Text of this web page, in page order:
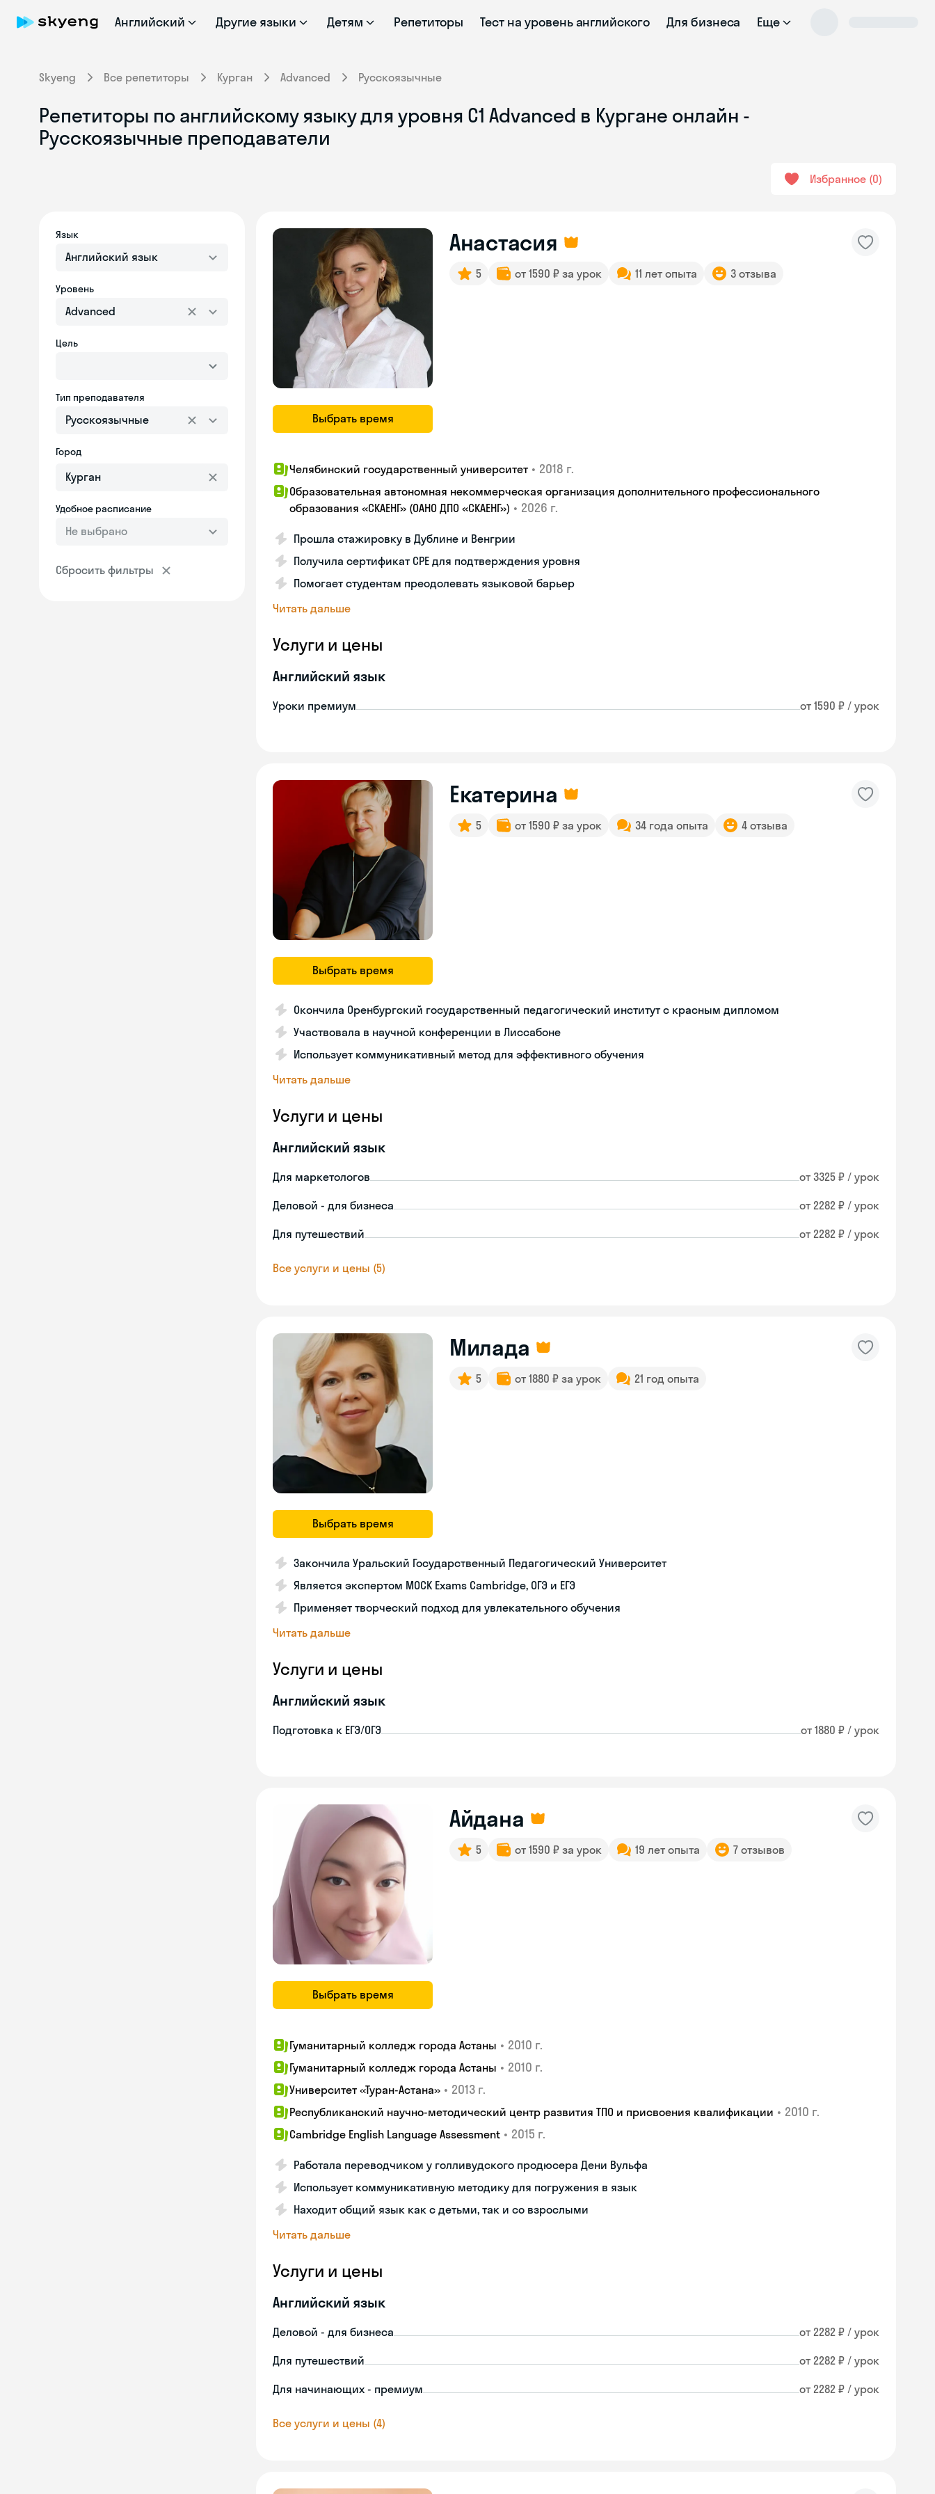
Английский Другие языки Детям Репетиторы Тест на уровень английского Для бизнеса Еще
Skyeng Все репетиторы Курган Advanced Русскоязычные
Репетиторы по английскому языку для уровня C1 Advanced в Кургане онлайн -
Русскоязычные преподаватели
Избранное 0
Язык
Английский язык
Уровень
Advanced
Цель
Тип преподавателя
Русскоязычные
Город
Удобное расписание
Не выбрано
Сбросить фильтры
Выбрать время
Анастасия
5 от 1590 ₽ за урок 11 лет опыта 3 отзыва
Челябинский государственный университет • 2018 г.
Образовательная автономная некоммерческая организация дополнительного профессионального
образования «СКАЕНГ» (ОАНО ДПО «СКАЕНГ») • 2026 г.
Прошла стажировку в Дублине и Венгрии
Получила сертификат CPE для подтверждения уровня
Помогает студентам преодолевать языковой барьер
Читать дальше
Услуги и цены
Английский язык
Уроки премиум от 1590 ₽ / урок
Выбрать время
Екатерина
5 от 1590 ₽ за урок 34 года опыта 4 отзыва
Окончила Оренбургский государственный педагогический институт с красным дипломом
Участвовала в научной конференции в Лиссабоне
Использует коммуникативный метод для эффективного обучения
Читать дальше
Услуги и цены
Английский язык
Для маркетологов от 3325 ₽ / урок
Деловой - для бизнеса от 2282 ₽ / урок
Для путешествий от 2282 ₽ / урок
Все услуги и цены (5)
Выбрать время
Милада
5 от 1880 ₽ за урок 21 год опыта
Закончила Уральский Государственный Педагогический Университет
Является экспертом MOCK Exams Cambridge, ОГЭ и ЕГЭ
Применяет творческий подход для увлекательного обучения
Читать дальше
Услуги и цены
Английский язык
Подготовка к ЕГЭ/ОГЭ от 1880 ₽ / урок
Выбрать время
Айдана
5 от 1590 ₽ за урок 19 лет опыта 7 отзывов
Гуманитарный колледж города Астаны • 2010 г.
Гуманитарный колледж города Астаны • 2010 г.
Университет «Туран-Астана» • 2013 г.
Республиканский научно-методический центр развития ТПО и присвоения квалификации • 2010 г.
Cambridge English Language Assessment • 2015 г.
Работала переводчиком у голливудского продюсера Дени Вульфа
Использует коммуникативную методику для погружения в язык
Находит общий язык как с детьми, так и со взрослыми
Читать дальше
Услуги и цены
Английский язык
Деловой - для бизнеса от 2282 ₽ / урок
Для путешествий от 2282 ₽ / урок
Для начинающих - премиум от 2282 ₽ / урок
Все услуги и цены (4)